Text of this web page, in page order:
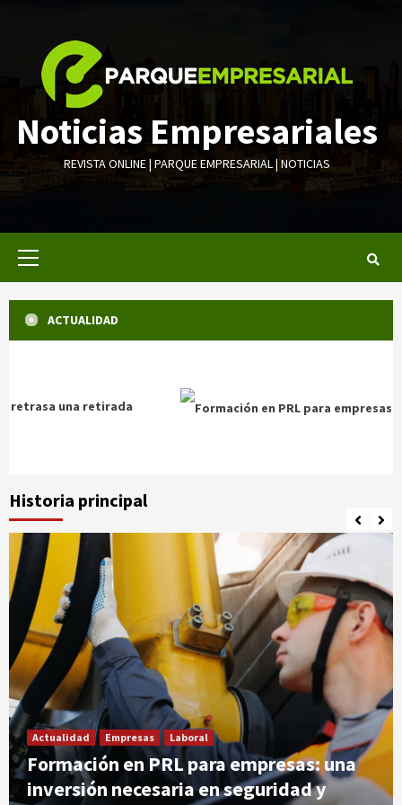
contenido
Noticias Empresariales
REVISTA ONLINE | PARQUE EMPRESARIAL | NOTICIAS
ACTUALIDAD
retirada
Historia principal
Actualidad Empresas Laboral
Formación en PRL para empresas: una
inversión necesaria en seguridad y